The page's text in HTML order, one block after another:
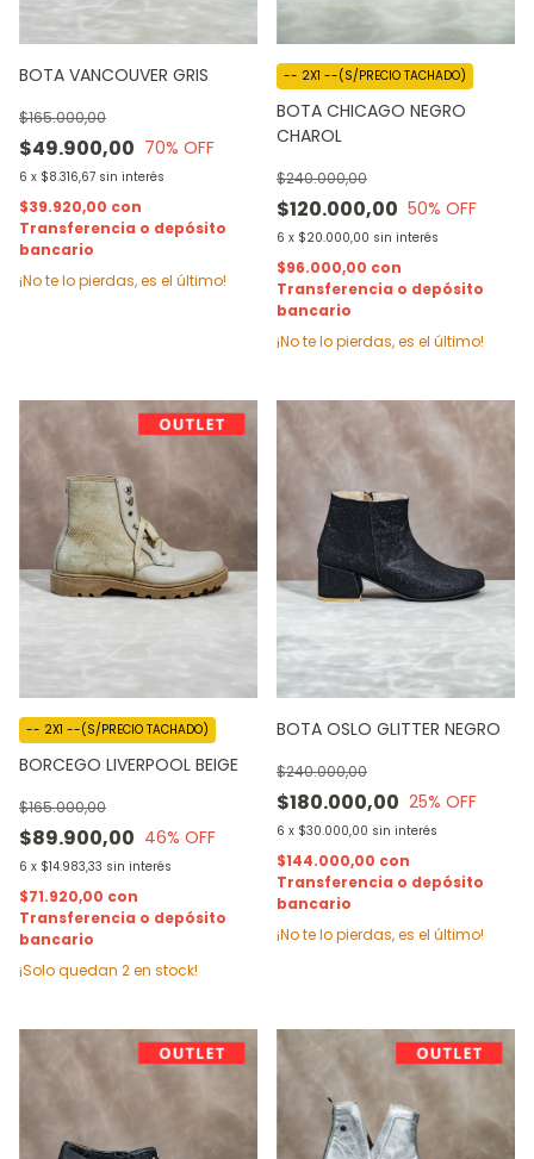
BOTA VANCOUVER GRIS
$49.900,00
$165.000,00
70% OFF
6 x $8.316,67 sin interés
$39.920,00 con
Transferencia o depósito
bancario
¡No te lo pierdas, es el último!
BOTA CHICAGO NEGRO
CHAROL
$120.000,00
$240.000,00
50% OFF
6 x $20.000,00 sin interés
-- 2X1 --(S/PRECIO TACHADO)
$96.000,00 con
Transferencia o depósito
bancario
¡No te lo pierdas, es el último!
BORCEGO LIVERPOOL BEIGE
$89.900,00
$165.000,00
46% OFF
6 x $14.983,33 sin interés
-- 2X1 --(S/PRECIO TACHADO)
$71.920,00 con
Transferencia o depósito
bancario
¡Solo quedan 2en stock!
BOTA OSLO GLITTER NEGRO
$180.000,00
$240.000,00
25% OFF
6 x $30.000,00 sin interés
$144.000,00 con
Transferencia o depósito
bancario
¡No te lo pierdas, es el último!